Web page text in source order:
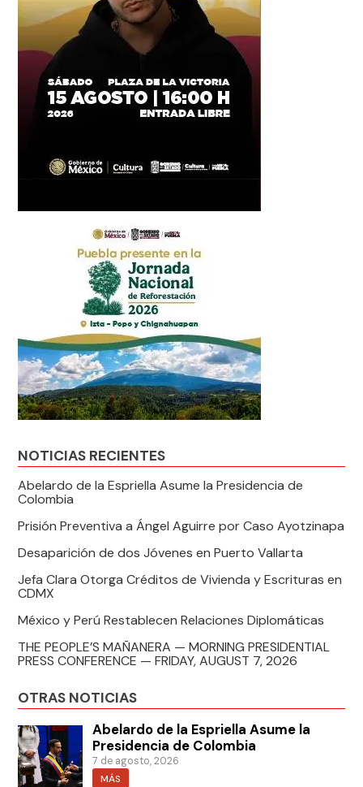
NOTICIAS RECIENTES
Abelardo de la Espriella Asume la Presidencia de
Colombia
Prisión Preventiva a Ángel Aguirre por Caso Ayotzinapa
Desaparición de dos Jóvenes en Puerto Vallarta
Jefa Clara Otorga Créditos de Vivienda y Escrituras en
CDMX
México y Perú Restablecen Relaciones Diplomáticas
THE PEOPLE’S MAÑANERA — MORNING PRESIDENTIAL
PRESS CONFERENCE — FRIDAY, AUGUST 7, 2026
OTRAS NOTICIAS
Abelardo de la Espriella Asume la
Presidencia de Colombia
7 de agosto, 2026
MÁS